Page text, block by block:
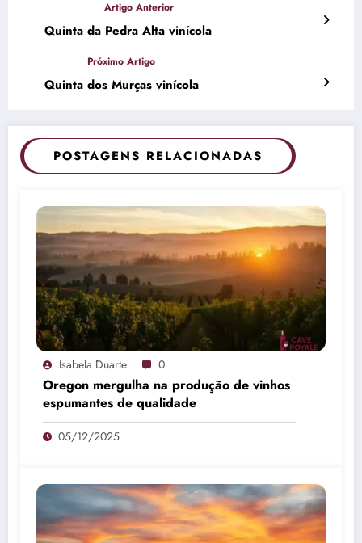
Quinta da Pedra Alta vinícola
Quinta dos Murças vinícola
POSTAGENS RELACIONADAS
Isabela Duarte 0
Oregon mergulha na produção de vinhos
espumantes de qualidade
05/12/2025